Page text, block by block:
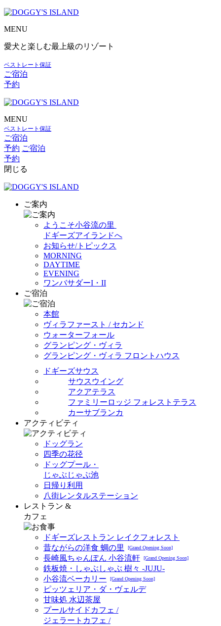
MENU
愛犬と楽しむ最上級のリゾート
ベストレート保証
ご宿泊
予約
MENU
ベストレート保証
ご宿泊
予約 ご宿泊
予約
閉じる
ご案内
ようこそ小谷流の里
ドギーズアイランドへ
お知らせ/トピックス
MORNING
DAYTIME
EVENING
ワンバサダーI・II
ご宿泊
本館
ヴィラファースト / セカンド
ウォーターフォール
グランピング・ヴィラ
グランピング・ヴィラ フロントハウス
ドギーズサウス
サウスウイング
アクアテラス
ファミリーロッジ フォレストテラス
カーサブランカ
アクティビティ
ドッグラン
四季の花径
ドッグプール・
じゃぶじゃぶ池
日帰り利用
八街レンタルステーション
レストラン &
カフェ
ドギーズレストラン レイクフォレスト
昔ながらの洋食 蜩の里
[Grand Opening Soon]
長崎風ちゃんぽん 小谷流軒 [Grand Opening Soon]
鉄板焼・しゃぶしゃぶ 樹々 -JUJU-
小谷流ベーカリー
[Grand Opening Soon]
ピッツェリア・ダ・ヴェルデ
甘味処 水辺茶屋
プールサイドカフェ /
ジェラートカフェ /